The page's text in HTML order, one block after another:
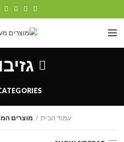
גזיבו
עמוד הבית מוצרים